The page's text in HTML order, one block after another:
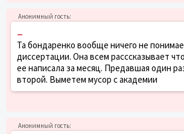
–
Та бондаренко вообще ничего не
диссертации. Она всем расссказывает
ее написала за месяц. Предавшая один
второй. Выметем мусор с академии